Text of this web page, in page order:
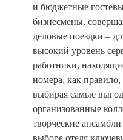
и бюджетные
бизнесмены,
деловые поездки –
высокий уровень
работники,
номера, как
выбирая самые
организованные
творческие
выборе отеля